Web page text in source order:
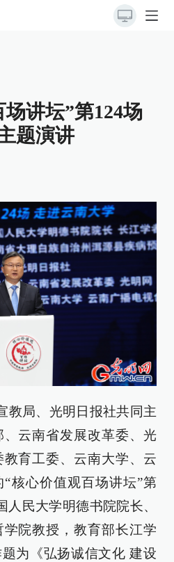
讲坛”第124场
题演讲
教局、光明日报社共同主
云南省发展改革委、光
育工委、云南大学、云
核心价值观百场讲坛”第
人民大学明德书院院长、
院教授，教育部长江学
为《弘扬诚信文化 建设